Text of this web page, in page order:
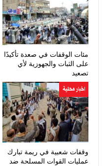
مئات الوقفات في صعدة تأكيدًا
على الثبات والجهوزية لأي
تصعيد
اخبار محلية
وقفات شعبية في ريمة تبارك
عمليات القوات المسلحة ضد